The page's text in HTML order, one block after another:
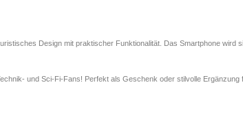
Design mit praktischer Funktionalität. Das Smartphone
und Sci-Fi-Fans! Perfekt als Geschenk oder stilvolle Ergänzung